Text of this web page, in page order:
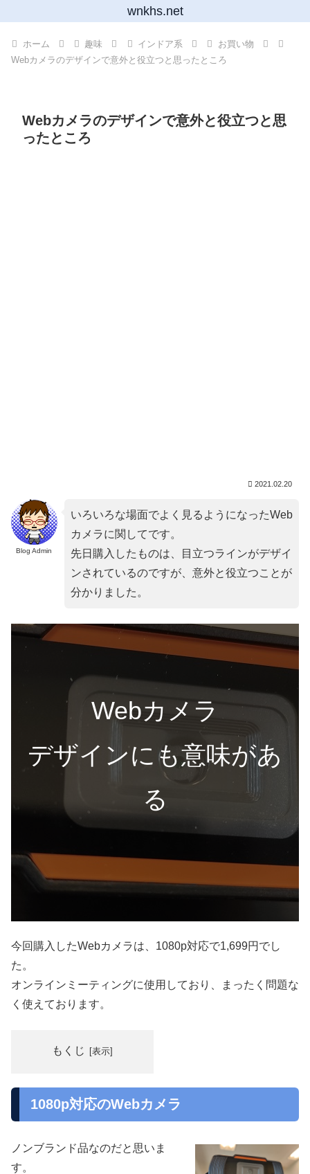
wnkhs.net
ホーム 趣味 インドア系
お買い物
Webカメラのデザインで意外と役立つと思ったところ
Webカメラのデザインで意外と役立つと思
ったところ
2021.02.20
Blog Admin
いろいろな場面でよく見るようになったWeb
カメラに関してです。
先日購入したものは、目立つラインがデザイ
ンされているのですが、意外と役立つことが
分かりました。
Webカメラ
デザインにも意味があ
る
今回購入したWebカメラは、1080p対応で1,699円でし
た。
オンラインミーティングに使用しており、まったく問題な
く使えております。
もくじ
1080p対応のWebカメラ
ノンブランド品なのだと思いま
す。